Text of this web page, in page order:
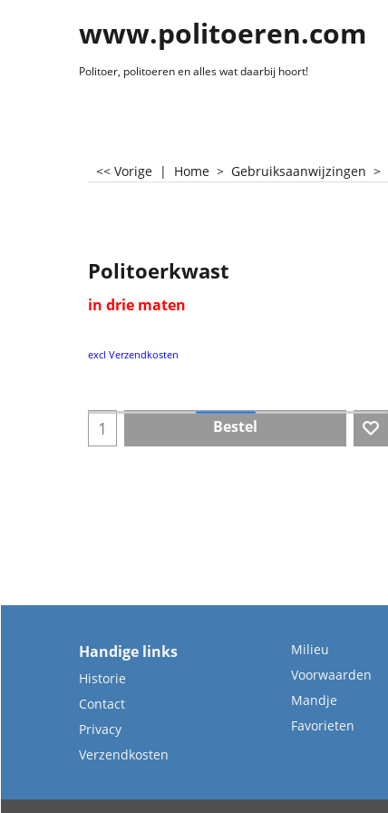
www.politoeren.com
Politoer, politoeren en alles wat daarbij hoort!
<< Vorige | Home > Gebruiksaanwijzingen >
Politoerkwast
in drie maten
excl Verzendkosten
Bestel
Handige links
Historie
Contact
Privacy
Verzendkosten
Milieu
Voorwaarden
Mandje
Favorieten